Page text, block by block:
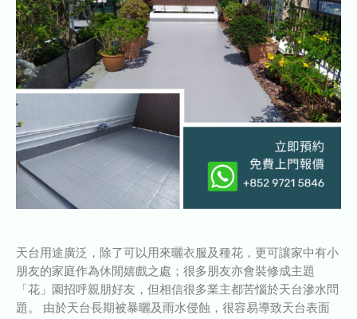
天台用途廣泛，除了可以用來曬衣服及種花，更可讓家中有小
朋友的家庭作為休閒嬉戲之處；很多朋友亦會裝修成主題
「花」園招呼親朋好友，但相信很多業主都苦惱於天台滲水問
題。 由於天台長期被暴曬及雨水侵蝕，很容易導致天台表面